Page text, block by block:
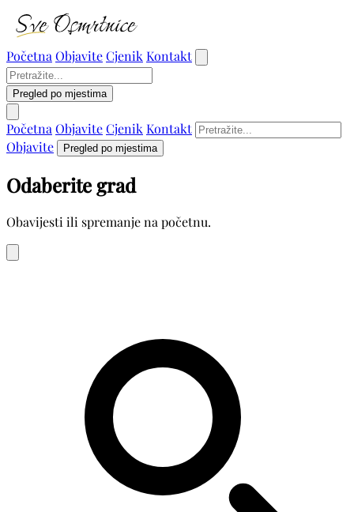
Početna ObjaviteCjenik Kontakt
Pregled po mjestima
Početna ObjaviteCjenik Kontakt
Objavite
Pregled po mjestima
Odaberite grad
Obavijesti ili spremanje na početnu.